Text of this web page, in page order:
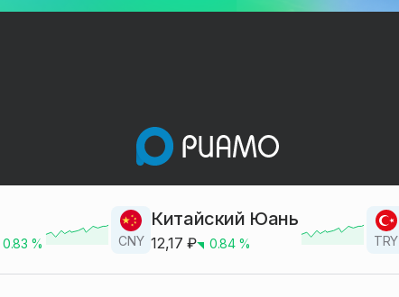
0.83 % CNY
Китайский Юань
12,17 ₽ 0.84% TRY